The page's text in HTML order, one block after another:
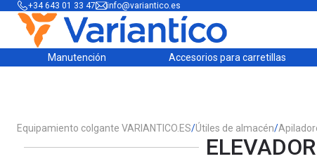
+34 643 01 33 47 info@variantico.es
Manutención Accesorios para carretillas
Equipamiento colgante VARIANTICO.ES/Útiles de almacén/